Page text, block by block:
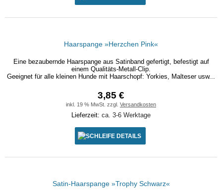
Haarspange »Herzchen Pink«
Eine bezaubernde Haarspange aus Satinband gefertigt, befestigt auf
einem Qualitäts-Metall-Clip.
Geeignet für alle kleinen Hunde mit Haarschopf: Yorkies, Malteser usw...
3,85 €
inkl. 19 % MwSt. zzgl. Versandkosten
Lieferzeit: ca. 3-6 Werktage
DETAILS
Satin-Haarspange »Trophy Schwarz«